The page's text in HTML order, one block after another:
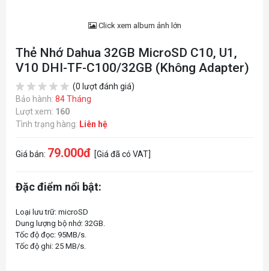
Click xem album ảnh lớn
Thẻ Nhớ Dahua 32GB MicroSD C10, U1,
V10 DHI-TF-C100/32GB (Không Adapter)
(0 lượt đánh giá)
Bảo hành: 84 Tháng
Lượt xem: 160
Tình trạng hàng: Liên hệ
Giá bán: 79.000đ [Giá đã có VAT]
Đặc điểm nổi bật:
Loại lưu trữ: microSD
Dung lượng bộ nhớ: 32GB.
Tốc độ đọc: 95MB/s.